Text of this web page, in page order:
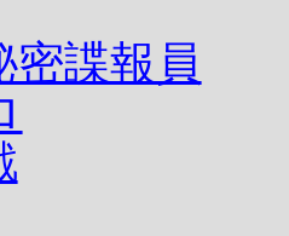
密諜報員